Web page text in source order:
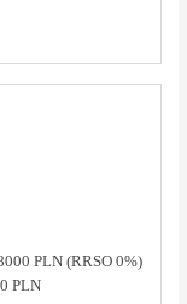
PLN (RRSO 0%)
PLN